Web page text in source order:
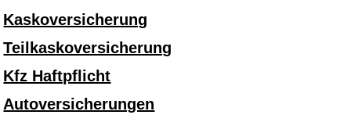
Kaskoversicherung
Teilkaskoversicherung
Kfz Haftpflicht
Autoversicherungen